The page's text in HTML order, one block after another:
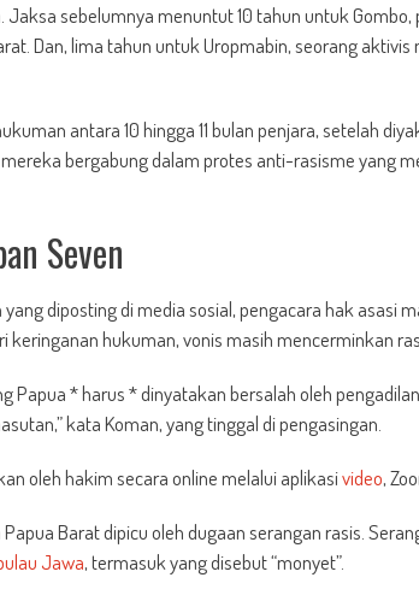
Jaksa sebelumnya menuntut 10 tahun untuk
Dan, lima tahun untuk Uropmabin, seorang
antara 10 hingga 11 bulan penjara, setelah
bergabung dalam protes anti-rasisme yang
Seven
diposting di media sosial, pengacara hak asasi
keringanan hukuman, vonis masih mencerminkan
Papua * harus * dinyatakan bersalah oleh
kata Koman, yang tinggal di pengasingan.
oleh hakim secara online melalui aplikasivideo,
Barat dipicu oleh dugaan serangan rasis.
Jawa, termasuk yang disebut “monyet”.